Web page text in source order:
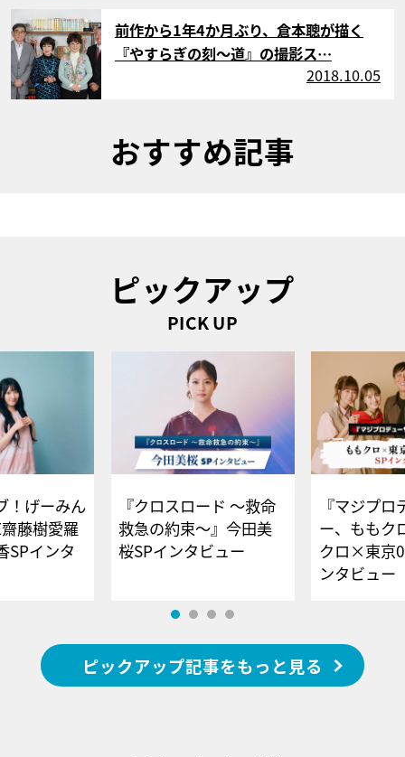
前作から1年4か月ぶり、倉本聰が描く
『やすらぎの刻～道』の撮影ス…
2018.10.05
おすすめ記事
ピックアップ
PICK UP
！げーみん
藤樹愛羅
SPインタ
『クロスロード ～救命
救急の約束～』今田美
桜SPインタビュー
『マジプロ
ー、ももク
クロ×東京
ンタビュー
ピックアップ記事をもっと見る